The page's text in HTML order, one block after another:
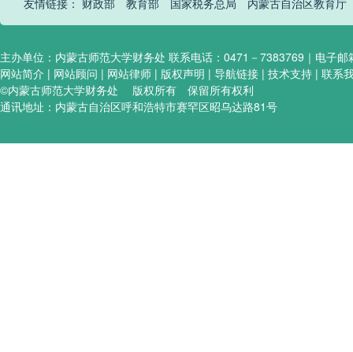
友情链接： 财政部 教育部 国家税务总局 内蒙古自治区教育厅
主办单位：内蒙古师范大学财务处 联系电话：0471－7383769｜电子
网站简介 | 网站顾问 | 网站律师 | 版权声明 | 导航链接 | 技术支持 | 联系
©内蒙古师范大学财务处 版权所有 保留所有权利
通讯地址：内蒙古自治区呼和浩特市赛罕区昭乌达路81号